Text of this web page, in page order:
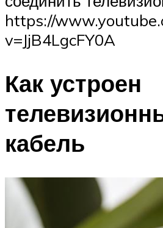
https://
v=JjB4LgcFY0A
Как устроен
кабель